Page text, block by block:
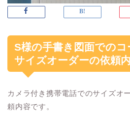
S様の手書き図面でのコ
サイズオーダーの依頼
カメラ付き携帯電話でのサイズオ
頼内容です。